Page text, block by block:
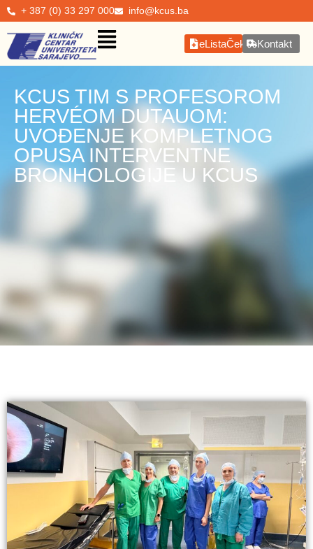
+ 387 (0) 33 297 000 info@kcus.ba
eListaČekanjaKontakt
KCUS TIM S PROFESOROM
HERVÉOM DUTAUOM:
UVOĐENJE KOMPLETNOG
OPUSA INTERVENTNE
BRONHOLOGIJE U KCUS